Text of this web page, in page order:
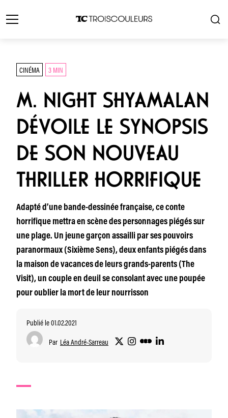
CINÉMA 3 MIN
M. NIGHT SHYAMALAN
DÉVOILE LE SYNOPSIS
DE SON NOUVEAU
THRILLER HORRIFIQUE
Adapté d’une bande-dessinée française, ce conte
horrifique mettra en scène des personnages piégés sur
une plage. Un jeune garçon assailli par ses pouvoirs
paranormaux (Sixième Sens), deux enfants piégés dans
la maison de vacances de leurs grands-parents (The
Visit), un couple en deuil se consolant avec une poupée
pour oublier la mort de leur nourrisson
Publié le 01.02.2021
Par Léa André-Sarreau